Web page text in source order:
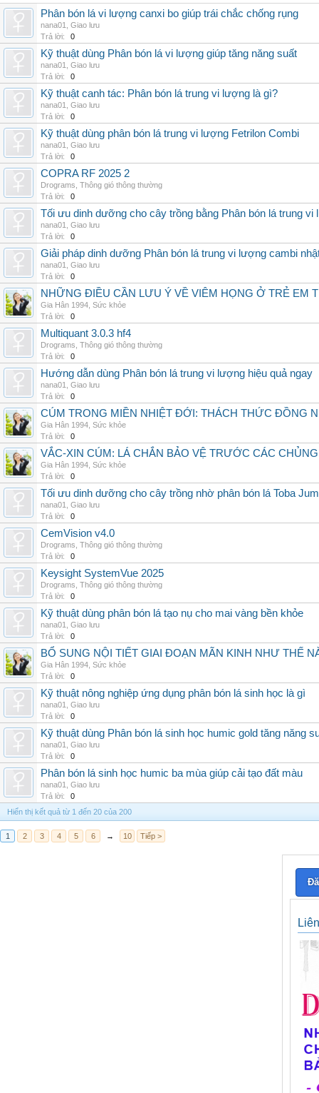
Phân bón lá vi lượng canxi bo giúp trái chắc chống rụng
nana01
Giao lưu
Trả lời:
0
Kỹ thuật dùng Phân bón lá vi lượng giúp tăng năng suất
nana01
Giao lưu
Trả lời:
0
Kỹ thuật canh tác: Phân bón lá trung vi lượng là gì?
nana01
Giao lưu
Trả lời:
0
Kỹ thuật dùng phân bón lá trung vi lượng Fetrilon Combi
nana01
Giao lưu
Trả lời:
0
COPRA RF 2025 2
Drograms Thông gió thông thường
Trả lời:
0
Tối ưu dinh dưỡng cho cây trồng bằng Phân bón lá trung vi
nana01
Giao lưu
Trả lời:
0
Giải pháp dinh dưỡng Phân bón lá trung vi lượng cambi
nana01
Giao lưu
Trả lời:
0
NHỮNG ĐIỀU CẦN LƯU Ý VỀ VIÊM HỌNG Ở TRẺ EM
Gia Hân 1994 Sức khỏe
Trả lời:
0
Multiquant 3.0.3 hf4
Drograms Thông gió thông thường
Trả lời:
0
Hướng dẫn dùng Phân bón lá trung vi lượng hiệu quả ngay
nana01
Giao lưu
Trả lời:
0
CÚM TRONG MIỀN NHIỆT ĐỚI: THÁCH THỨC ĐỒNG
Gia Hân 1994 Sức khỏe
Trả lời:
0
VẮC-XIN CÚM: LÁ CHẮN BẢO VỆ TRƯỚC CÁC
Gia Hân 1994 Sức khỏe
Trả lời:
0
Tối ưu dinh dưỡng cho cây trồng nhờ phân bón lá Toba Jum
nana01
Giao lưu
Trả lời:
0
CemVision v4.0
Drograms Thông gió thông thường
Trả lời:
0
Keysight SystemVue 2025
Drograms Thông gió thông thường
Trả lời:
0
Kỹ thuật dùng phân bón lá tạo nụ cho mai vàng bền khỏe
nana01
Giao lưu
Trả lời:
0
BỔ SUNG NỘI TIẾT GIAI ĐOẠN MÃN KINH NHƯ THẾ
Gia Hân 1994 Sức khỏe
Trả lời:
0
Kỹ thuật nông nghiệp ứng dụng phân bón lá sinh học là gì
nana01
Giao lưu
Trả lời:
0
Kỹ thuật dùng Phân bón lá sinh học humic gold tăng năng
nana01
Giao lưu
Trả lời:
0
Phân bón lá sinh học humic ba mùa giúp cải tạo đất màu
nana01
Giao lưu
Trả lời:
0
Hiển thị kết quả từ 1 đến 20 của 200
1 2 3 4 5 6 → 10 Tiếp >